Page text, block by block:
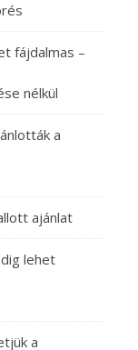
fájdalmas –
nélkül
a
ajánlat
lehet
a